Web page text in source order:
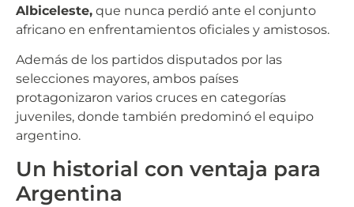
Albiceleste, que nunca perdió ante el conjunto
africano en enfrentamientos oficiales y amistosos.
Además de los partidos disputados por las
selecciones mayores, ambos países
protagonizaron varios cruces en categorías
juveniles, donde también predominó el equipo
argentino.
Un historial con ventaja para
Argentina